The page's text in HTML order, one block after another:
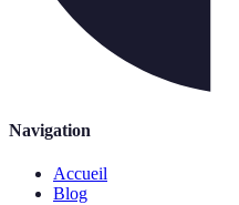
Navigation
Accueil
Blog